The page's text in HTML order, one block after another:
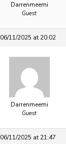
Darrenmeemi
Guest
06/11/2025 at 20:02
Darrenmeemi
Guest
06/11/2025 at 21:47